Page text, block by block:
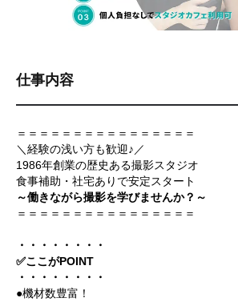
仕事内容
＝＝＝＝＝＝＝＝＝＝＝＝＝＝＝＝
＼経験の浅い方も歓迎♪／
1986年創業の歴史ある撮影スタジオ
食事補助・社宅ありで安定スタート
～働きながら撮影を学びませんか？～
＝＝＝＝＝＝＝＝＝＝＝＝＝＝＝＝
・・・・・・・・
✅ここがPOINT
・・・・・・・・
●機材数豊富！